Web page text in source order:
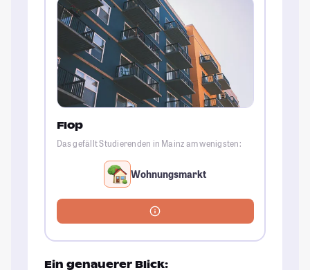
Flop
Das gefällt Studierenden in Mainz am wenigsten:
Wohnungsmarkt
Ein genauerer Blick: